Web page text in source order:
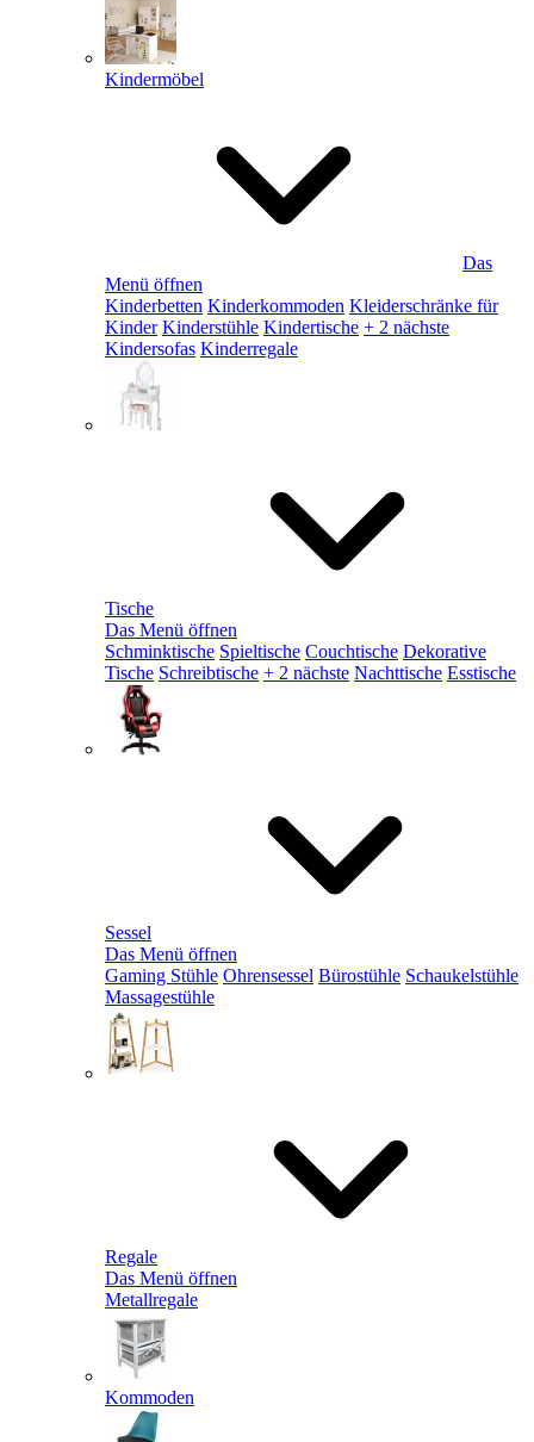
Kindermöbel
Das
Menü öffnen
Kinderbetten Kinderkommoden Kleiderschränke für
Kinder Kinderstühle Kindertische + 2 nächste
Kindersofas Kinderregale
Tische
Das Menü öffnen
Schminktische Spieltische Couchtische Dekorative
Tische Schreibtische + 2 nächste Nachttische Esstische
Sessel
Das Menü öffnen
Gaming Stühle Ohrensessel Bürostühle Schaukelstühle
Massagestühle
Regale
Das Menü öffnen
Metallregale
Kommoden